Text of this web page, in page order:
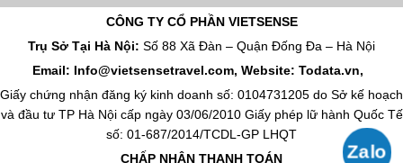
CÔNG TY CỔ PHẦN VIETSENSE
Trụ Sở Tại Hà Nội: Số 88 Xã Đàn – Quận Đống Đa – Hà Nội
Email: Info@vietsensetravel.com, Website: Todata.vn,
Giấy chứng nhận đăng ký kinh doanh số: 0104731205 do Sở kế hoạch
và đầu tư TP Hà Nội cấp ngày 03/06/2010 Giấy phép lữ hành Quốc Tế
số: 01-687/2014/TCDL-GP LHQT
CHẤP NHẬN THANH TOÁN